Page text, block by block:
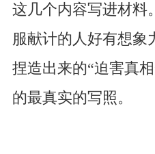
这几个内容写进材料
服献计的人好有想象
捏造出来的“迫害真
的最真实的写照。